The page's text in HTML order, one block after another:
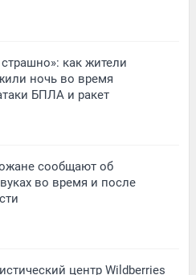
как жители
ночь во время
БПЛА и ракет
сообщают об
во время и после
центр Wildberries